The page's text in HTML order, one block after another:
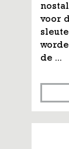
voor
de ...